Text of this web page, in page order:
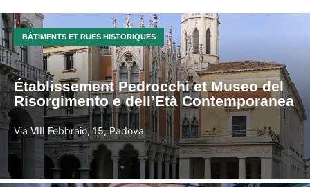
BÂTIMENTS ET RUES HISTORIQUES
Établissement Pedrocchi et Museo del
Risorgimento e dell’Età Contemporanea
Via VIII Febbraio, 15, Padova